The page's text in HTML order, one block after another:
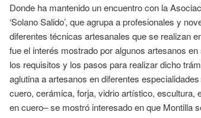
Donde ha mantenido un encuentro con la
‘Solano Salido’, que agrupa a profesionales y
diferentes técnicas artesanales que se realizan
fue el interés mostrado por algunos artesanos
los requisitos y los pasos para realizar dicho
aglutina a artesanos en diferentes
cuero, cerámica, forja, vidrio artístico, escultura,
en cuero– se mostró interesado en que Montilla